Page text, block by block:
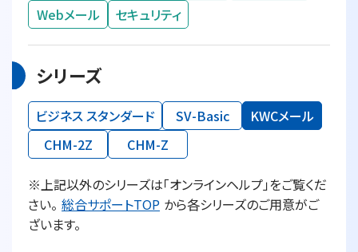
Webメール
セキュリティ
シリーズ
ビジネス スタンダード SV-Basic
KWCメール
CHM-2Z
CHM-Z
※上記以外のシリーズは「オンラインヘルプ」をご覧くだ
さい。 総合サポートTOP から各シリーズのご用意がご
ざいます。